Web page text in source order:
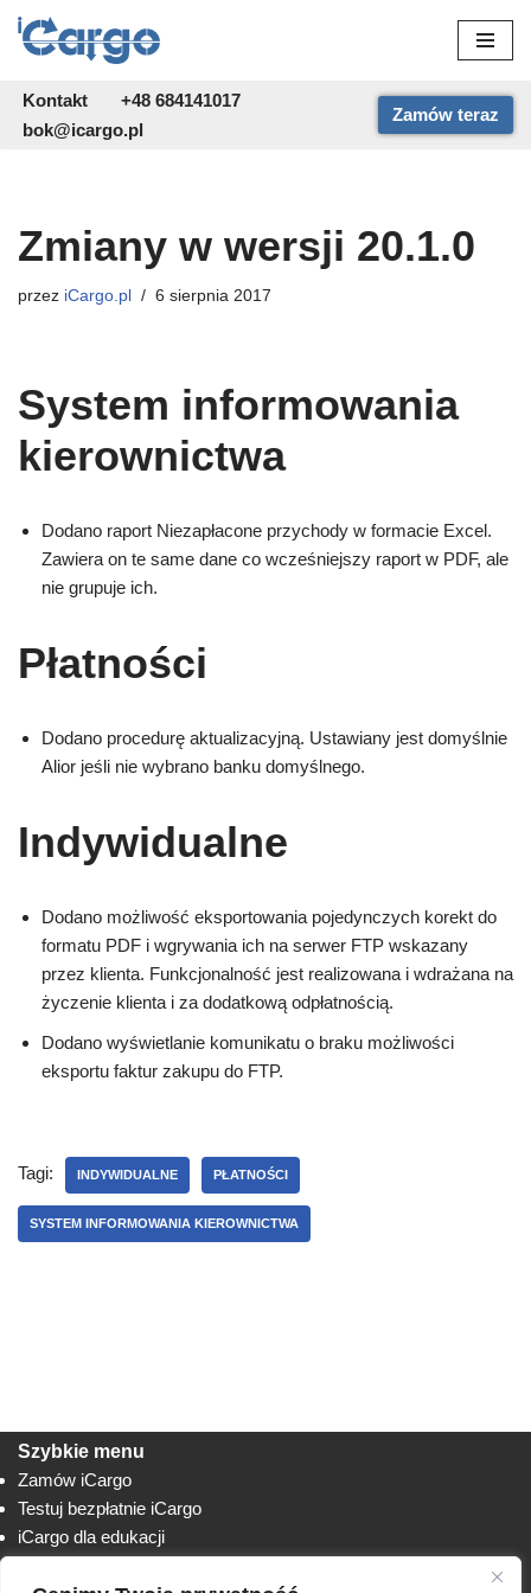
do
treści
Kontakt
+48 684141017
bok@icargo.pl
Zamów teraz
Zmiany w wersji 20.1.0
przez iCargo.pl 6 sierpnia 2017
System informowania
kierownictwa
Dodano raport Niezapłacone przychody w formacie Excel.
Zawiera on te same dane co wcześniejszy raport w PDF, ale
nie grupuje ich.
Płatności
Dodano procedurę aktualizacyjną. Ustawiany jest domyślnie
Alior jeśli nie wybrano banku domyślnego.
Indywidualne
Dodano możliwość eksportowania pojedynczych korekt do
formatu PDF i wgrywania ich na serwer FTP wskazany
przez klienta. Funkcjonalność jest realizowana i wdrażana na
życzenie klienta i za dodatkową odpłatnością.
Dodano wyświetlanie komunikatu o braku możliwości
eksportu faktur zakupu do FTP.
Tagi: INDYWIDUALNE PŁATNOŚCI
SYSTEM INFORMOWANIA KIEROWNICTWA
Szybkie menu
Zamów iCargo
Testuj bezpłatnie iCargo
iCargo dla edukacji